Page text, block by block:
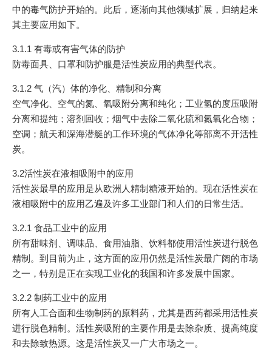
中的毒气防护开始的。此后，逐渐向其他领域扩展，归纳起来
其主要应用如下。
3.1.1 有毒或有害气体的防护
防毒面具、口罩和防护服是活性炭应用的典型代表。
3.1.2 气（汽）体的净化、精制和分离
空气净化、空气的氮、氧吸附分离和纯化；工业氢的度压吸附
分离和提纯；溶剂回收；烟气中去除二氧化硫和氮氧化合物；
空调；航天和深海潜艇的工作环境的气体净化等部离不开活性
炭。
3.2活性炭在液相吸附中的应用
活性炭最早的应用是从欧洲人精制糖液开始的。现在活性炭在
液相吸附中的应用乙遍及许多工业部门和人们的日常生活。
3.2.1 食品工业中的应用
所有甜味剂、调味品、食用油脂、饮料都使用活性炭进行脱色
精制。到目前为止，这方面的应用仍然是活性炭最广阔的市场
之一，特别是正在实现工业化的我国和许多发展中国家。
3.2.2 制药工业中的应用
所有人工合面和生物制药的原料药，尤其是西药都采用活性炭
进行脱色精制。活性炭吸附的主要作用是去除杂质、提高纯度
和去除致热源。这是活性炭又一广大市场之一。